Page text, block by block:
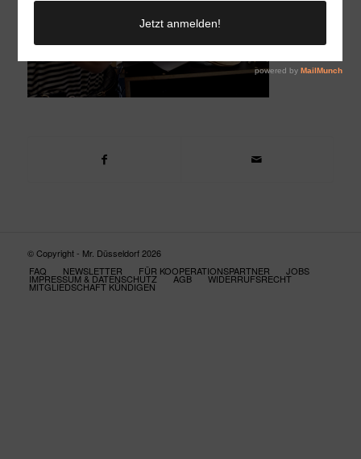
© Copyright - Mr. Düsseldorf 2026
FAQ
NEWSLETTER FÜR KOOPERATIONSPARTNER JOBS
IMPRESSUM & DATENSCHUTZ AGB WIDERRUFSRECHT
MITGLIEDSCHAFT KÜNDIGEN